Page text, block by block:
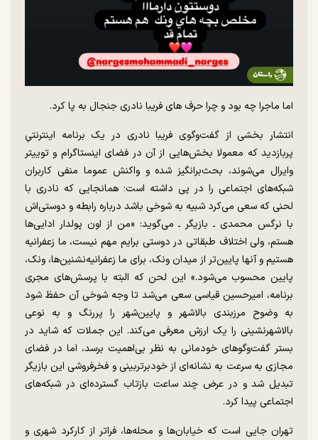
اما ماجرا چه بود و چرا حرف های فریبا نادری جنجال به پا کرد.
انتشار بخشی از گفت‌وگوی فریبا نادری در یک برنامه اینترنتیِ
پربازدید که معمولا بخش‌هایی از آن در فضای اینستاگرام و توییتر
وایرال می‌شوند، بحث‌برانگیز شده و واکنش عموما منفی کاربران
شبکه‌های اجتماعی را در پی داشته است؛ همانجایی که نادری با
لحنی که سعی می‌کرد شبیه به شوخی باشد درباره رابطه‌ و دوستی‌اش
با نرگس محمدی ـ بازیگر ـ می‌گوید: «من از اون پولدار ادایی‌ها
هستم، ولی اختلاف طبقاتی در دوستی برایم مهم نیست، ما زعفرانیه
هستیم و آنها پایین‌تر از میدان ونک، برای ما زعفرانیه‌نشنین‌ها، ونک،
پایین محسوب می‌شود.» این لحن که البته با پرسش‌های مجری
برنامه، امیرحسین قیاسی سعی می‌شد تا وجه شوخی آن حفظ شود
به وضوح مرزبندی بالاشهر و پایین‌شهر را پررنگ و به نوعی
بالاشهرنشینی را یک ارزش معرفی می‌کند. این جملات که شاید در
بستر گفت‌وگوهای خودمانی به نظر بی‌اهمیت برسد، اما در فضای
مجازی به سرعت به نشانه‌ای از خودبرتربینی و فخرفروشی این بازیگر
تبدیل شد و در عرض چند ساعت بازتاب گسترده‌ای در شبکه‌های
اجتماعی پیدا کرد.
تهران جایی است که خیابان‌ها و محله‌ها، فراتر از کارکرد شهری و